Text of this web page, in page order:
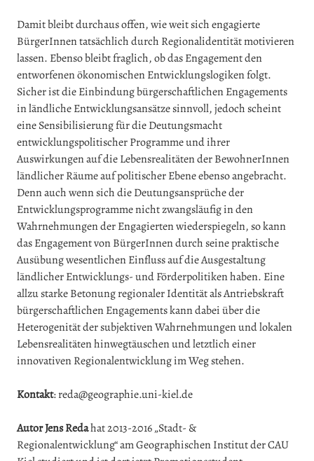
Damit bleibt durchaus offen, wie weit sich engagierte
BürgerInnen tatsächlich durch Regionalidentität motivieren
lassen. Ebenso bleibt fraglich, ob das Engagement den
entworfenen ökonomischen Entwicklungslogiken folgt.
Sicher ist die Einbindung bürgerschaftlichen Engagements
in ländliche Entwicklungsansätze sinnvoll, jedoch scheint
eine Sensibilisierung für die Deutungsmacht
entwicklungspolitischer Programme und ihrer
Auswirkungen auf die Lebensrealitäten der BewohnerInnen
ländlicher Räume auf politischer Ebene ebenso angebracht.
Denn auch wenn sich die Deutungsansprüche der
Entwicklungsprogramme nicht zwangsläufig in den
Wahrnehmungen der Engagierten wiederspiegeln, so kann
das Engagement von BürgerInnen durch seine praktische
Ausübung wesentlichen Einfluss auf die Ausgestaltung
ländlicher Entwicklungs- und Förderpolitiken haben. Eine
allzu starke Betonung regionaler Identität als Antriebskraft
bürgerschaftlichen Engagements kann dabei über die
Heterogenität der subjektiven Wahrnehmungen und lokalen
Lebensrealitäten hinwegtäuschen und letztlich einer
innovativen Regionalentwicklung im Weg stehen.
Kontakt: reda@geographie.uni-kiel.de
Autor Jens Redahat 2013-2016 „Stadt- &
Regionalentwicklung“ am Geographischen Institut der CAU